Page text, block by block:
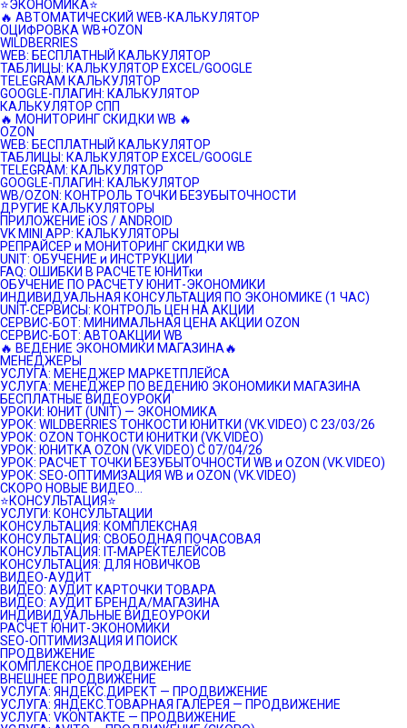
⭐️ЭКОНОМИКА⭐️
🔥 АВТОМАТИЧЕСКИЙ WEB-КАЛЬКУЛЯТОР
ОЦИФРОВКА WB+OZON
WILDBERRIES
WEB: БЕСПЛАТНЫЙ КАЛЬКУЛЯТОР
ТАБЛИЦЫ: КАЛЬКУЛЯТОР EXCEL/GOOGLE
TELEGRAM КАЛЬКУЛЯТОР
GOOGLE-ПЛАГИН: КАЛЬКУЛЯТОР
КАЛЬКУЛЯТОР СПП
🔥 МОНИТОРИНГ СКИДКИ WB 🔥
OZON
WEB: БЕСПЛАТНЫЙ КАЛЬКУЛЯТОР
ТАБЛИЦЫ: КАЛЬКУЛЯТОР EXCEL/GOOGLE
TELEGRAM: КАЛЬКУЛЯТОР
GOOGLE-ПЛАГИН: КАЛЬКУЛЯТОР
WB/OZON: КОНТРОЛЬ ТОЧКИ БЕЗУБЫТОЧНОСТИ
ДРУГИЕ КАЛЬКУЛЯТОРЫ
ПРИЛОЖЕНИЕ iOS / ANDROID
VK MINI APP: КАЛЬКУЛЯТОРЫ
РЕПРАЙСЕР и МОНИТОРИНГ СКИДКИ WB
UNIT: ОБУЧЕНИЕ и ИНСТРУКЦИИ
FAQ: ОШИБКИ В РАСЧЕТЕ ЮНИТки
ОБУЧЕНИЕ ПО РАСЧЕТУ ЮНИТ-ЭКОНОМИКИ
ИНДИВИДУАЛЬНАЯ КОНСУЛЬТАЦИЯ ПО ЭКОНОМИКЕ (1 ЧАС)
UNIT-СЕРВИСЫ: КОНТРОЛЬ ЦЕН НА АКЦИИ
СЕРВИС-БОТ: МИНИМАЛЬНАЯ ЦЕНА АКЦИИ OZON
СЕРВИС-БОТ: АВТОАКЦИИ WB
🔥 ВЕДЕНИЕ ЭКОНОМИКИ МАГАЗИНА🔥
МЕНЕДЖЕРЫ
УСЛУГА: МЕНЕДЖЕР МАРКЕТПЛЕЙСА
УСЛУГА: МЕНЕДЖЕР ПО ВЕДЕНИЮ ЭКОНОМИКИ МАГАЗИНА
БЕСПЛАТНЫЕ ВИДЕОУРОКИ
УРОКИ: ЮНИТ (UNIT) — ЭКОНОМИКА
УРОК: WILDBERRIES ТОНКОСТИ ЮНИТКИ (VK.VIDEO) C 23/03/26
УРОК: OZON ТОНКОСТИ ЮНИТКИ (VK.VIDEO)
УРОК: ЮНИТКА OZON (VK.VIDEO) C 07/04/26
УРОК: РАСЧЕТ ТОЧКИ БЕЗУБЫТОЧНОСТИ WB и OZON (VK.VIDEO)
УРОК: SEO-ОПТИМИЗАЦИЯ WB и OZON (VK.VIDEO)
СКОРО НОВЫЕ ВИДЕО…
⭐️КОНСУЛЬТАЦИЯ⭐️
УСЛУГИ: КОНСУЛЬТАЦИИ
КОНСУЛЬТАЦИЯ: КОМПЛЕКСНАЯ
КОНСУЛЬТАЦИЯ: СВОБОДНАЯ ПОЧАСОВАЯ
КОНСУЛЬТАЦИЯ: IT-МАРЕКТЕЛЕЙСОВ
КОНСУЛЬТАЦИЯ: ДЛЯ НОВИЧКОВ
ВИДЕО-АУДИТ
ВИДЕО: АУДИТ КАРТОЧКИ ТОВАРА
ВИДЕО: АУДИТ БРЕНДА/МАГАЗИНА
ИНДИВИДУАЛЬНЫЕ ВИДЕОУРОКИ
РАСЧЕТ ЮНИТ-ЭКОНОМИКИ
SEO-ОПТИМИЗАЦИЯ И ПОИСК
ПРОДВИЖЕНИЕ
КОМПЛЕКСНОЕ ПРОДВИЖЕНИЕ
ВНЕШНЕЕ ПРОДВИЖЕНИЕ
УСЛУГА: ЯНДЕКС.ДИРЕКТ — ПРОДВИЖЕНИЕ
УСЛУГА: ЯНДЕКС.ТОВАРНАЯ ГАЛЕРЕЯ — ПРОДВИЖЕНИЕ
УСЛУГА: VKONTAKTE — ПРОДВИЖЕНИЕ